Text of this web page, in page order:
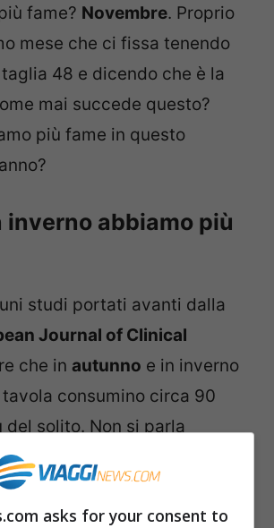
fame? Novembre. Proprio
mese che ci fissa tenendo
48 e dicendo che è la
mai succede questo?
più fame in questo
inverno abbiamo più
studi portati avanti dalla
Journal of Clinical
che in autunno e in inverno
consumino circa 90
del solito. Non si parla
di un hamburger con
per chi è attento alla linea è
del solito. Ma soprattutto
asks for your consent to